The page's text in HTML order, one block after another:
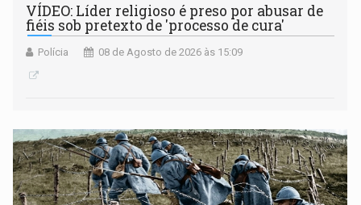
VÍDEO: Líder religioso é preso por abusar de
fiéis sob pretexto de 'processo de cura'
Polícia 08 de Agosto de 2026 às 15:09